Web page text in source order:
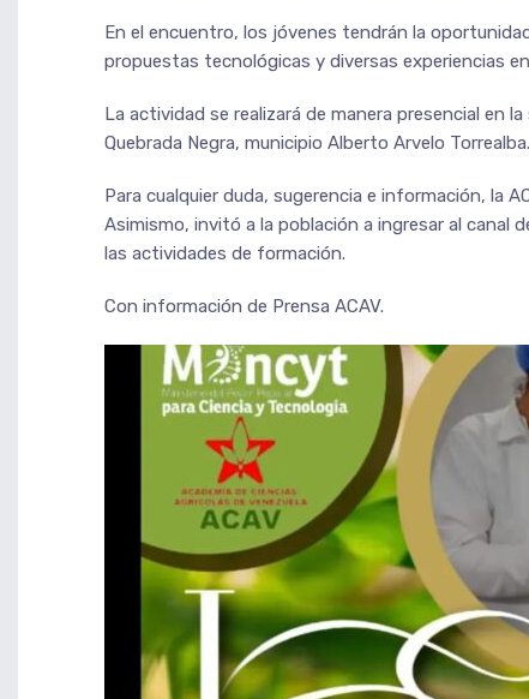
En el encuentro, los jóvenes tendrán la
propuestas tecnológicas y diversas experiencias
La actividad se realizará de manera presencial en
Quebrada Negra, municipio Alberto Arvelo Torrealba.
Para cualquier duda, sugerencia e información, la
Asimismo, invitó a la población a ingresar al
las actividades de formación.
Con información de Prensa ACAV.